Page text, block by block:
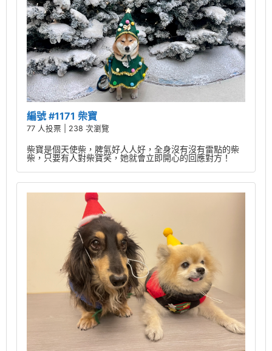
編號 #1171 柴寶
77 人投票 | 238 次瀏覽
柴寶是個天使柴，脾氣好人人好，全身沒有沒有雷點的柴
柴，只要有人對柴寶笑，她就會立即開心的回應對方！